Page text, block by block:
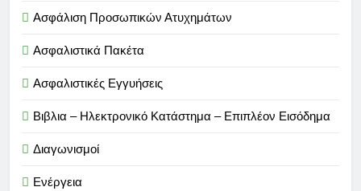
Ασφάλιση Προσωπικών Ατυχημάτων
Ασφαλιστικά Πακέτα
Ασφαλιστικές Εγγυήσεις
Βιβλια – Ηλεκτρονικό Κατάστημα – Επιπλέον Εισόδημα
Διαγωνισμοί
Ενέργεια